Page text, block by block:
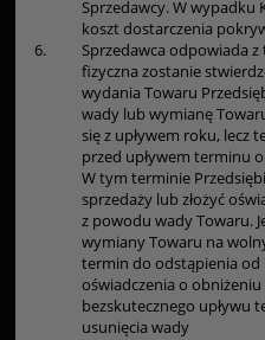
Sprzedawcy. W wypadku
koszt dostarczenia
6.
Sprzedawca odpowiada
fizyczna zostanie
wydania Towaru
wady lub wymianę
się z upływem roku, lecz
przed upływem terminu
W tym terminie
sprzedaży lub złożyć
z powodu wady Towaru.
wymiany Towaru na
termin do odstąpienia od
oświadczenia o
bezskutecznego upływu
usunięcia wady